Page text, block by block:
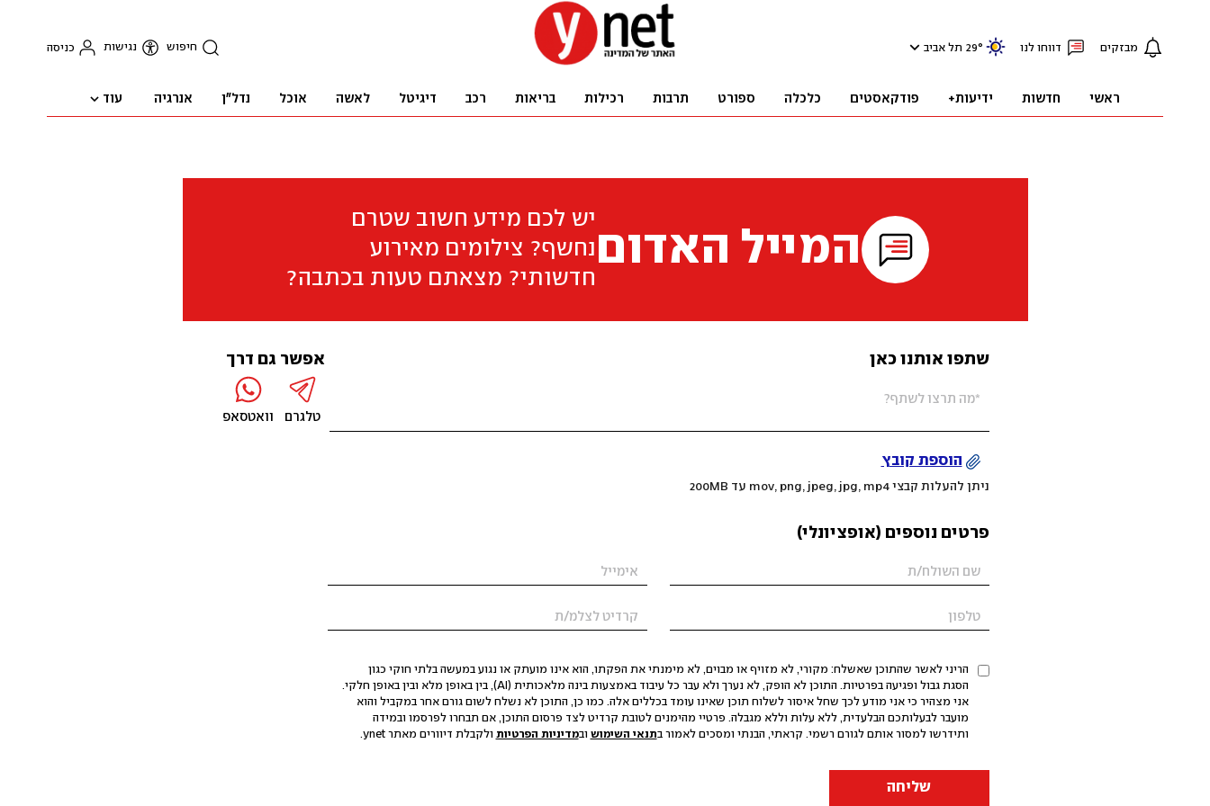
מבזקים דווחו לנו 29° תל אביב חיפוש נגישות כניסה
ראשי חדשות ידיעות+ פודקאסטים כלכלה ספורט תרבות רכילות בריאות רכב דיגיטל לאשה אוכל נדל"ן אנרגיה עוד
המייל האדום
יש לכם מידע חשוב שטרם
נחשף? צילומים מאירוע
חדשותי? מצאתם טעות בכתבה?
שתפו אותנו כאן
הוספת קובץ
ניתן להעלות קבצי mov, png, jpeg, jpg, mp4 עד 200MB
פרטים נוספים (אופציונלי)
הריני לאשר שהתוכן שאשלח: מקורי, לא מזויף או מבוים, לא מימנתי את הפקתו, הוא אינו מועתק או נגוע במעשה בלתי חוקי כגון
הסגת גבול ופגיעה בפרטיות. התוכן לא הופק, לא נערך ולא עבר כל עיבוד באמצעות בינה מלאכותית (AI), בין באופן מלא ובין באופן חלקי.
אני מצהיר כי אני מודע לכך שחל איסור לשלוח תוכן שאינו עומד בכללים אלה. כמו כן, התוכן לא נשלח לשום גורם אחר במקביל והוא
מועבר לבעלותכם הבלעדית, ללא עלות וללא מגבלה. פרטיי מהימנים לטובת קרדיט לצד פרסום התוכן, אם תבחרו לפרסמו ובמידה
ותידרשו למסור אותם לגורם רשמי. קראתי, הבנתי ומסכים לאמור בתנאי השימוש ובמדיניות הפרטיות ולקבלת דיוורים מאתר ynet.
שליחה
אפשר גם דרך
טלגרם וואטסאפ